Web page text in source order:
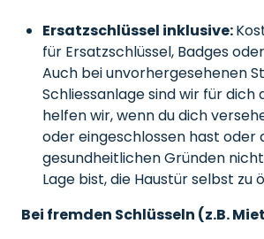
Ersatzschlüssel inklusive:
für Ersatzschlüssel, Badges
Auch bei unvorhergesehenen
Schliessanlage sind wir für dich
helfen wir, wenn du dich
oder eingeschlossen hast oder
gesundheitlichen Gründen
Lage bist, die Haustür selbst zu
Bei fremden Schlüsseln (z.B.